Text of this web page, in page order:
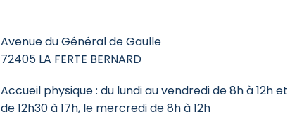
Avenue du Général de Gaulle
72405 LA FERTE BERNARD
Accueil physique : du lundi au vendredi de 8h à 12h et
de 12h30 à 17h, le mercredi de 8h à 12h